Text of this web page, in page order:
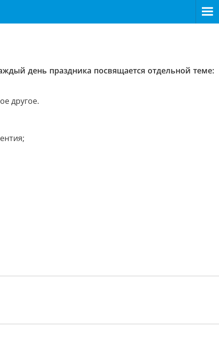
день праздника посвящается отдельной теме:
другое.